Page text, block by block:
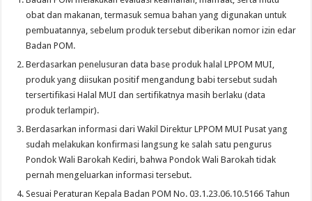
obat dan makanan, termasuk semua bahan yang digunakan untuk
pembuatannya, sebelum produk tersebut diberikan nomor izin edar
Badan POM.
Berdasarkan penelusuran data base produk halal LPPOM MUI,
produk yang diisukan positif mengandung babi tersebut sudah
tersertifikasi Halal MUI dan sertifikatnya masih berlaku (data
produk terlampir).
Berdasarkan informasi dari Wakil Direktur LPPOM MUI Pusat yang
sudah melakukan konfirmasi langsung ke salah satu pengurus
Pondok Wali Barokah Kediri, bahwa Pondok Wali Barokah tidak
pernah mengeluarkan informasi tersebut.
Sesuai Peraturan Kepala Badan POM No. 03.1.23.06.10.5166 Tahun